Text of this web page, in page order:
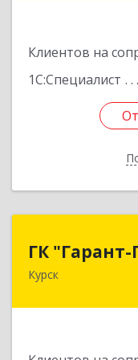
Клиентов на
1С:Специалист
ГК
Курск
305035,